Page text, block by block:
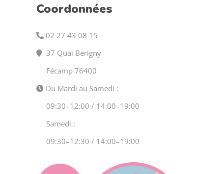
Coordonnées
02 27 43 08 15
37 Quai Berigny
Fécamp 76400
Du Mardi au Samedi :
09:30–12:00 / 14:00–19:00
Samedi :
09:30–12:30 / 14:00–19:00